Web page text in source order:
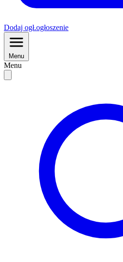
Dodaj ogł.ogłoszenie
Menu
Menu